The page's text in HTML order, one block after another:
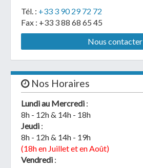
Tél. : +33 3 90 29 72 72
Fax : +33 3 88 68 65 45
Nous contacter
Nos Horaires
Lundi au Mercredi :
8h - 12h & 14h - 18h
Jeudi :
8h - 12h & 14h - 19h
(18h en Juillet et en Août)
Vendredi :